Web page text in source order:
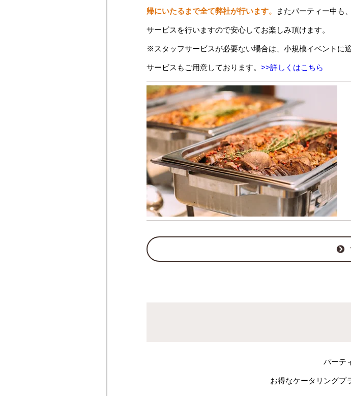
帰にいたるまで全て弊社が行います。 またパーティー中も
サービスを行いますので安心してお楽しみ頂けます。
※スタッフサービスが必要ない場合は、小規模イベントに
サービスもご用意しております。 >>詳しくはこちら
パーテ
お得なケータリングプ